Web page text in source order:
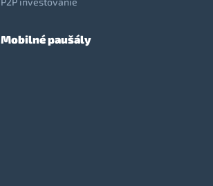
Mobilné paušály